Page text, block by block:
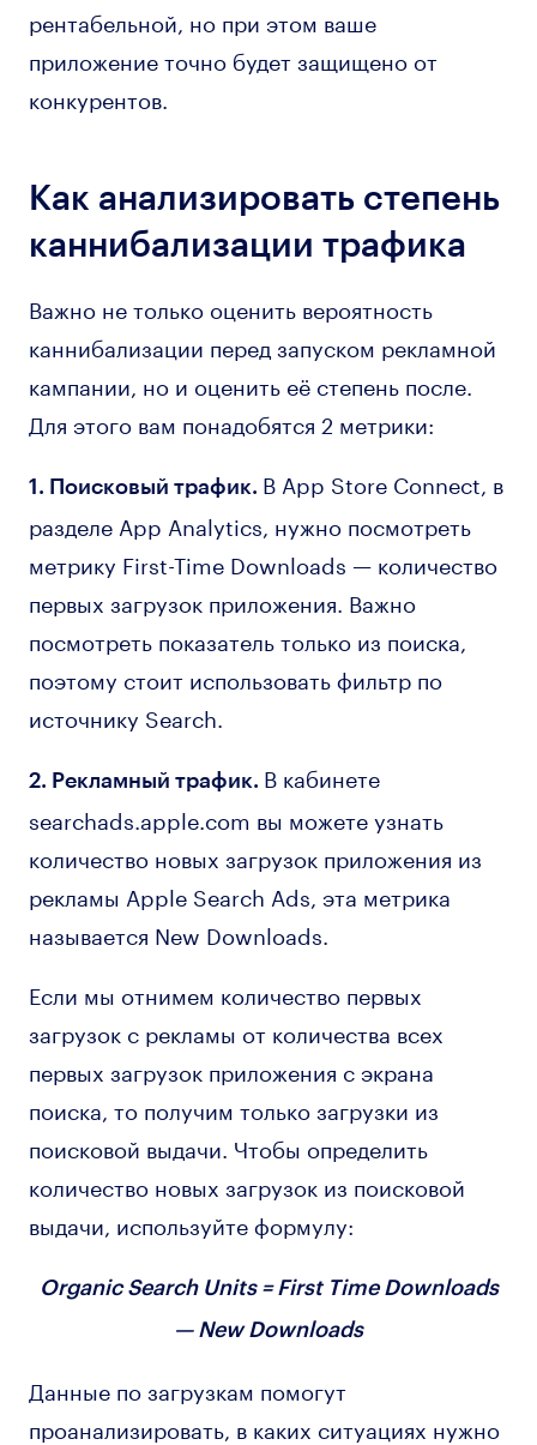
рентабельной, но при этом ваше
приложение точно будет защищено от
конкурентов.
Как анализировать степень
каннибализации трафика
Важно не только оценить вероятность
каннибализации перед запуском рекламной
кампании, но и оценить её степень после.
Для этого вам понадобятся 2 метрики:
1. Поисковый трафик. В App Store Connect, в
разделе App Analytics, нужно посмотреть
метрику First-Time Downloads — количество
первых загрузок приложения. Важно
посмотреть показатель только из поиска,
поэтому стоит использовать фильтр по
источнику Search.
2. Рекламный трафик. В кабинете
searchads.apple.com вы можете узнать
количество новых загрузок приложения из
рекламы Apple Search Ads, эта метрика
называется New Downloads.
Если мы отнимем количество первых
загрузок с рекламы от количества всех
первых загрузок приложения с экрана
поиска, то получим только загрузки из
поисковой выдачи. Чтобы определить
количество новых загрузок из поисковой
выдачи, используйте формулу:
Organic Search Units = First Time Downloads
— New Downloads
Данные по загрузкам помогут
проанализировать, в каких ситуациях нужно